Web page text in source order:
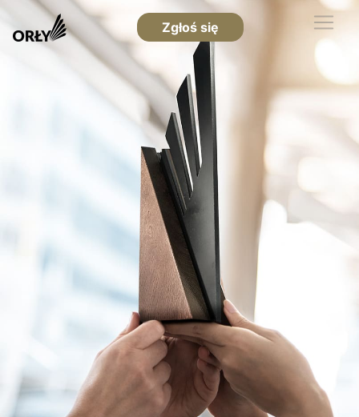
Zgłoś się